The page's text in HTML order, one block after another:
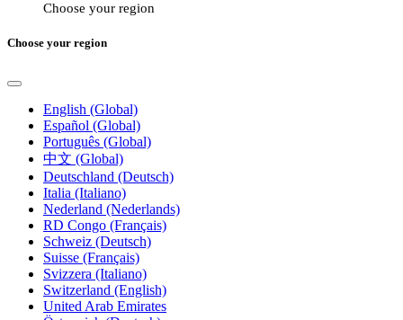
Choose your region
Choose your region
English (Global)
Español (Global)
Português (Global)
中文 (Global)
Deutschland (Deutsch)
Italia (Italiano)
Nederland (Nederlands)
RD Congo (Français)
Schweiz (Deutsch)
Suisse (Français)
Svizzera (Italiano)
Switzerland (English)
United Arab Emirates